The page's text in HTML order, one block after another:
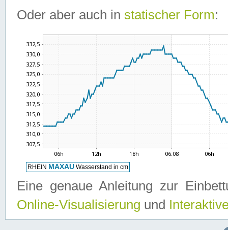
Oder aber auch in statischer Form:
Eine genaue Anleitung zur
Online-Visualisierung und